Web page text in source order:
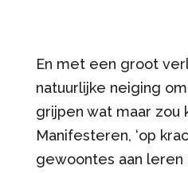
En met een groot
natuurlijke neiging
grijpen wat maar zou
Manifesteren, ‘op
gewoontes aan